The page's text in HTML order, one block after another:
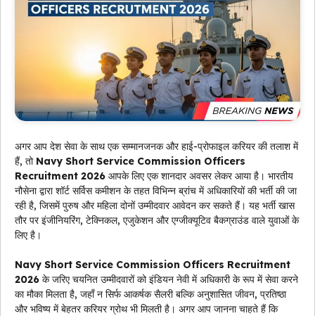
अगर आप देश सेवा के साथ एक सम्मानजनक और हाई-प्रोफाइल करियर की तलाश में
हैं, तो Navy Short Service Commission Officers
Recruitment 2026 आपके लिए एक शानदार अवसर लेकर आया है। भारतीय
नौसेना द्वारा शॉर्ट सर्विस कमीशन के तहत विभिन्न ब्रांच में अधिकारियों की भर्ती की जा
रही है, जिसमें पुरुष और महिला दोनों उम्मीदवार आवेदन कर सकते हैं। यह भर्ती खास
तौर पर इंजीनियरिंग, टेक्निकल, एजुकेशन और एग्जीक्यूटिव बैकग्राउंड वाले युवाओं के
लिए है।
Navy Short Service Commission Officers Recruitment
2026 के जरिए चयनित उम्मीदवारों को इंडियन नेवी में अधिकारी के रूप में सेवा करने
का मौका मिलता है, जहाँ न सिर्फ आकर्षक सैलरी बल्कि अनुशासित जीवन, प्रतिष्ठा
और भविष्य में बेहतर करियर ग्रोथ भी मिलती है। अगर आप जानना चाहते हैं कि